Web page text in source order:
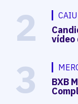
2 vídeo
3 BXB